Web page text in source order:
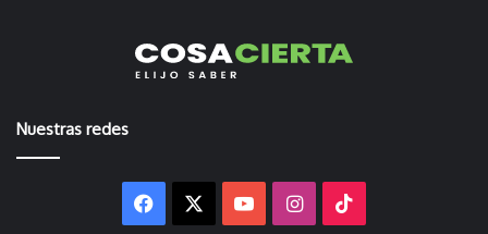
Nuestras redes
Facebook YouTubeInstagram